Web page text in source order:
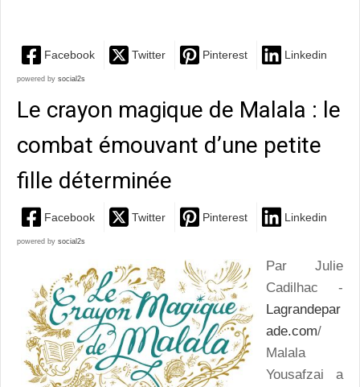
Facebook Twitter Pinterest Linkedin
powered by social2s
Le crayon magique de Malala : le
combat émouvant d’une petite
fille déterminée
Facebook Twitter Pinterest Linkedin
powered by social2s
Par Julie
Cadilhac -
Lagrandepar
ade.com/
Malala
Yousafzai a